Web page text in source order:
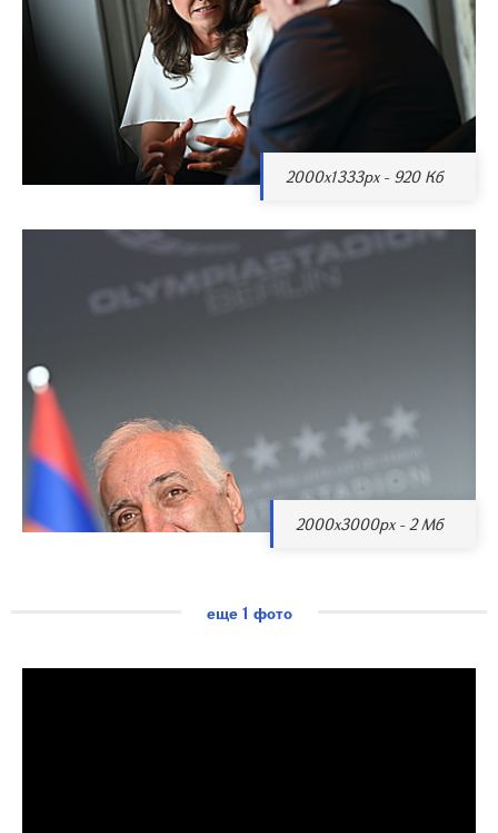
2000x1333px - 920 Кб
2000x3000px - 2 Мб
еще 1 фото